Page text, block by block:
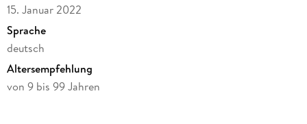
15. Januar 2022
Sprache
deutsch
Altersempfehlung
von 9 bis 99 Jahren